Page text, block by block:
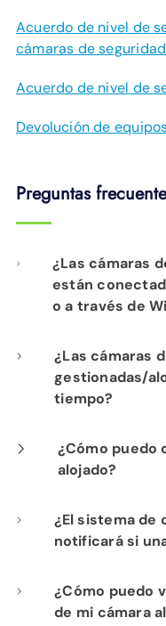
Acuerdo de nivel de
cámaras de
Acuerdo de nivel de
Devolución de
Preguntas
¿Las cámaras
están
o a través de
Nuestra
cableado de
infraestructura
¿Las cámaras
gestionadas/
tiempo?
Sí. Los
cámaras
su negocio
¿Cómo puedo
alojado?
Si ya es cliente
gusto le
Comuníquese
¿El sistema de
notificará si
Sí. Puedes
actividad y te
¿Cómo puedo
de mi cámara